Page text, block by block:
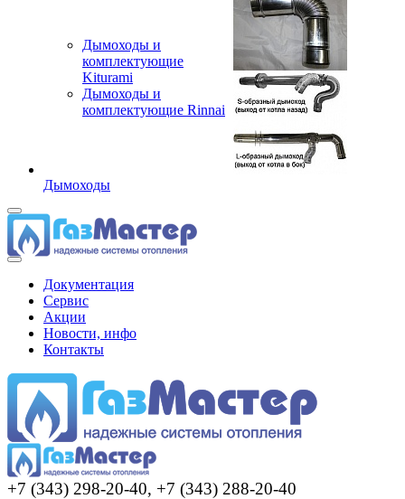
Дымоходы и
комплектующие
Kiturami
Дымоходы и
комплектующие Rinnai
Дымоходы
Документация
Сервис
Акции
Новости, инфо
Контакты
+7 (343) 298-20-40, +7 (343) 288-20-40